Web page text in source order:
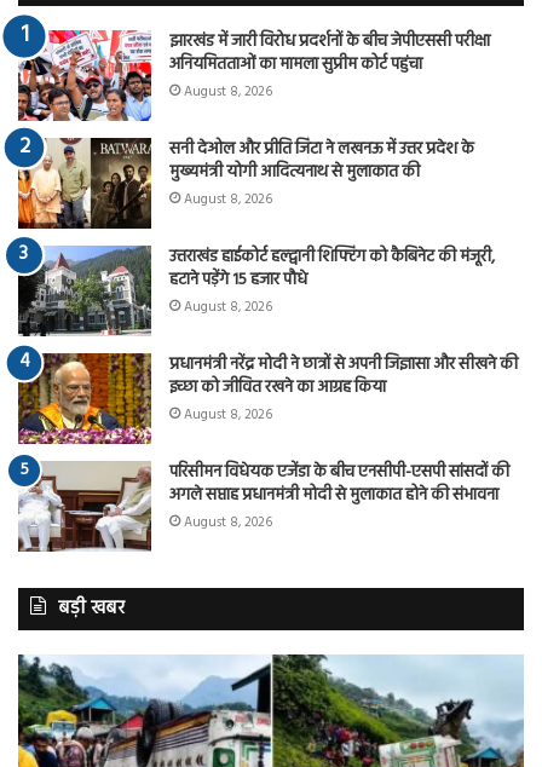
झारखंड में जारी विरोध प्रदर्शनों के बीच जेपीएससी परीक्षा
अनियमितताओं का मामला सुप्रीम कोर्ट पहुंचा
August 8, 2026
सनी देओल और प्रीति जिंटा ने लखनऊ में उत्तर प्रदेश के
मुख्यमंत्री योगी आदित्यनाथ से मुलाकात की
August 8, 2026
उत्तराखंड हाईकोर्ट हल्द्वानी शिफ्टिंग को कैबिनेट की मंजूरी,
हटाने पड़ेंगे 15 हजार पौधे
August 8, 2026
प्रधानमंत्री नरेंद्र मोदी ने छात्रों से अपनी जिज्ञासा और सीखने की
इच्छा को जीवित रखने का आग्रह किया
August 8, 2026
परिसीमन विधेयक एजेंडा के बीच एनसीपी-एसपी सांसदों की
अगले सप्ताह प्रधानमंत्री मोदी से मुलाकात होने की संभावना
August 8, 2026
बड़ी खबर